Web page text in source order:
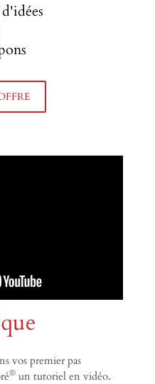
vos premier pas
® un tutoriel en vidéo.